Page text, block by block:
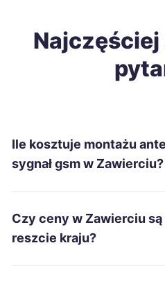
Ostrów Wielkopolski
Biała Podlaska
Starachowice
Ile kosztuje montażu
sygnał gsm w Zawierciu?
Czy ceny w Zawierciu
reszcie kraju?